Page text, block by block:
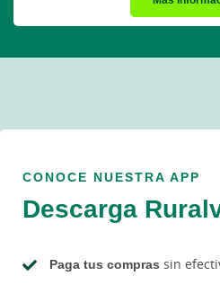
CONOCE NUESTRA APP
Descarga
Paga tus compras sin